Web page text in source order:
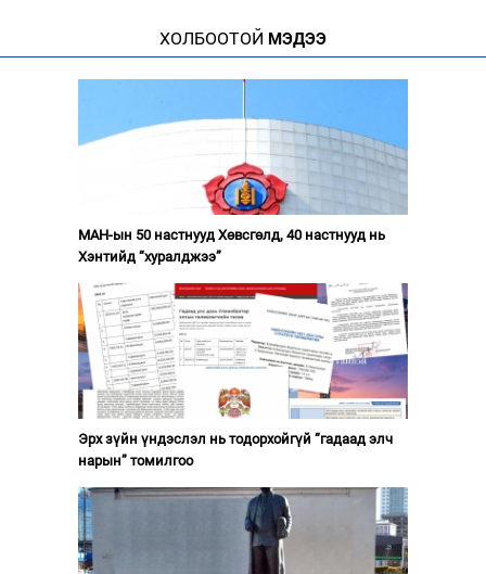
ХОЛБООТОЙ МЭДЭЭ
МАН-ын 50 настнууд Хөвсгөлд, 40 настнууд нь
Хэнтийд “хуралджээ”
Эрх зүйн үндэслэл нь тодорхойгүй “гадаад элч
нарын” томилгоо